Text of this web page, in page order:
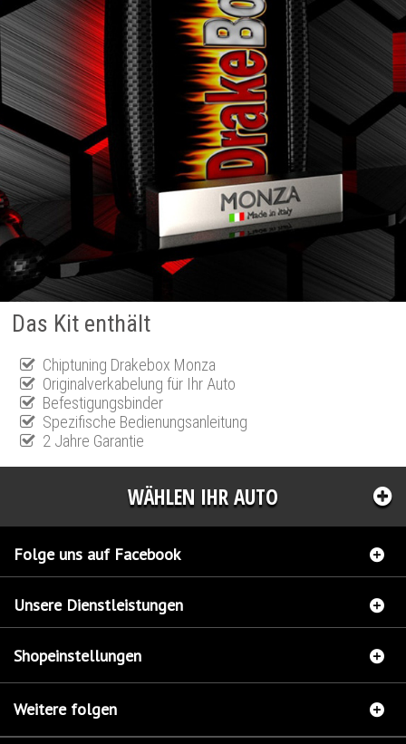
Das Kit enthält
Chiptuning Drakebox Monza
Originalverkabelung für Ihr Auto
Befestigungsbinder
Spezifische Bedienungsanleitung
2 Jahre Garantie
WÄHLEN IHR AUTO
Folge uns auf Facebook
Unsere Dienstleistungen
Shopeinstellungen
Weitere folgen